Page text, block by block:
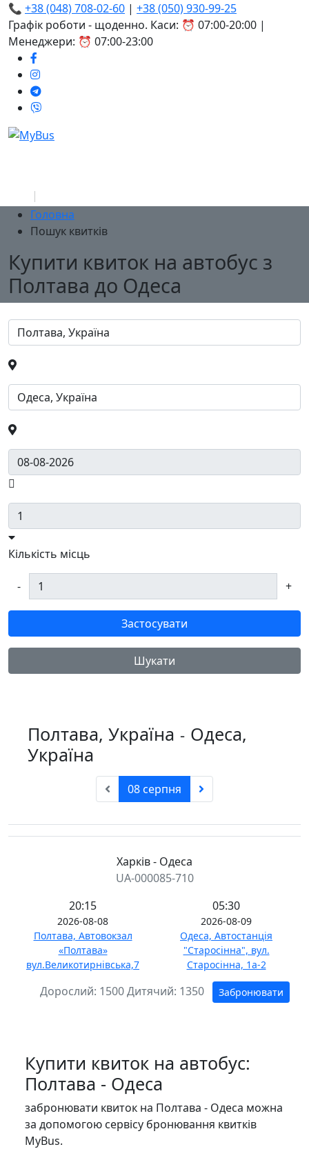
📞 +38 (048) 708-02-60 | +38 (050) 930-99-25
Графік роботи - щоденно. Каси: ⏰ 07:00-20:00 |
Менеджери: ⏰ 07:00-23:00
Головна
Пошук квитків
Купити квиток на автобус з
Полтава до Одеса
Кількість місць
- +
Застосувати
Шукати
Полтава, Україна - Одеса,
Україна
08 серпня
Харків - Одеса
UA-000085-710
20:15
2026-08-08
Полтава, Автовокзал
«Полтава»
вул.Великотирнівська,7
05:30
2026-08-09
Одеса, Автостанція
"Старосінна", вул.
Старосінна, 1а-2
Дорослий: 1500Дитячий: 1350 Забронювати
Купити квиток на автобус:
Полтава - Одеса
забронювати квиток на Полтава - Одеса можна
за допомогою сервісу бронювання квитків
MyBus.